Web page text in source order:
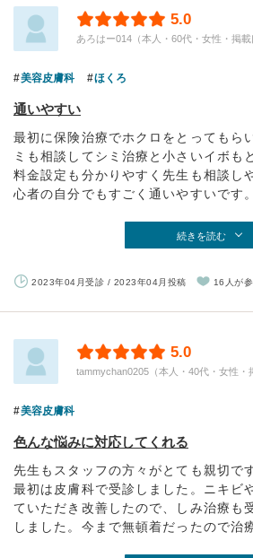
5.0
あろはー014（本人・60代・女性・掲載
美容皮膚科 ほくろ
通いやすい
最初に保険治療でホクロをとってもら
ミも相談してシミ治療と小さいイボも
料金設定も分かりやすく先生も相談し
心者の自分でもすごく通いやすいです
続きを読む
2023年04月受診 / 2023年04月投稿 16人が
5.0
tammychan0205（本人・40代・女性・
美容皮膚科
色んな悩みに対応してくれる
先生もスタッフの方々がとても親切で
最初は皮膚科で受診しました。ニキビ
ていただき改善したので、しみ治療も
しました。今まで無頓着だったので治